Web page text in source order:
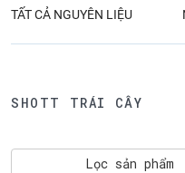
TẤT CẢ NGUYÊN LIỆU
SHOTT TRÁI CÂY
Lọc sản phẩm